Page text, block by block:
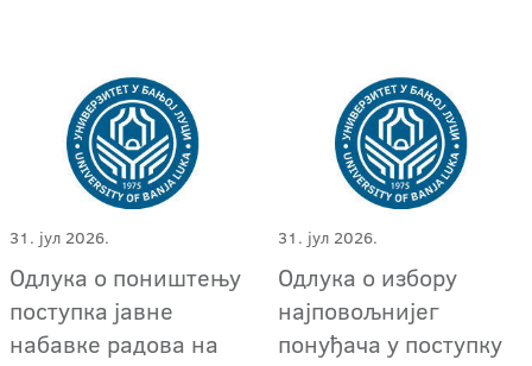
31. јул 2026.
Одлука о поништењу
поступка јавне
набавке радова на
31. јул 2026.
Одлука о избору
најповољнијег
понуђача у поступку